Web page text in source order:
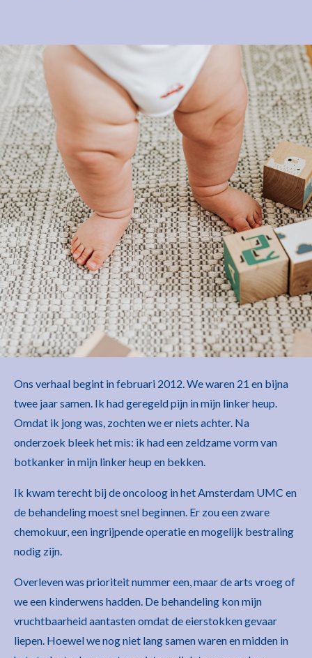
Ons verhaal begint in februari 2012. We waren 21 en bijna
twee jaar samen. Ik had geregeld pijn in mijn linker heup.
Omdat ik jong was, zochten we er niets achter. Na
onderzoek bleek het mis: ik had een zeldzame vorm van
botkanker in mijn linker heup en bekken.
Ik kwam terecht bij de oncoloog in het Amsterdam UMC en
de behandeling moest snel beginnen. Er zou een zware
chemokuur, een ingrijpende operatie en mogelijk bestraling
nodig zijn.
Overleven was prioriteit nummer een, maar de arts vroeg of
we een kinderwens hadden. De behandeling kon mijn
vruchtbaarheid aantasten omdat de eierstokken gevaar
liepen. Hoewel we nog niet lang samen waren en midden in